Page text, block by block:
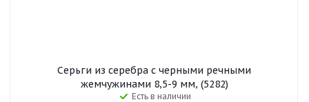
Серьги из серебра с черными речными
жемчужинами 8,5-9 мм, (5282)
Есть в наличии